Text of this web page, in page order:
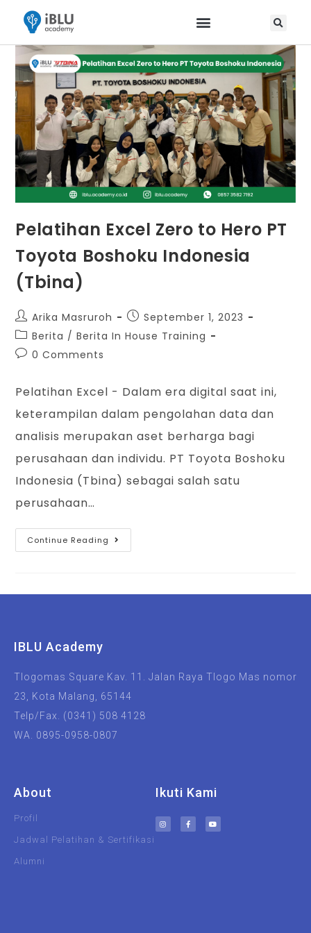
Pelatihan Excel Zero to Hero PT
Toyota Boshoku Indonesia
(Tbina)
Arika Masruroh
September 1, 2023
Berita / Berita In House Training
0 Comments
Pelatihan Excel - Dalam era digital saat ini,
keterampilan dalam pengolahan data dan
analisis merupakan aset berharga bagi
perusahaan dan individu. PT Toyota Boshoku
Indonesia (Tbina) sebagai salah satu
perusahaan…
Continue Reading
IBLU Academy
Tlogomas Square Kav. 11. Jalan Raya Tlogo Mas nomor
23, Kota Malang, 65144
Telp/Fax. (0341) 508 4128
WA. 0895-0958-0807
About
Profil
Jadwal Pelatihan & Sertifikasi
Alumni
Ikuti Kami